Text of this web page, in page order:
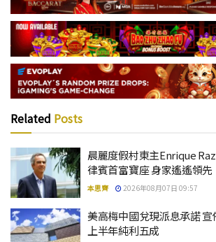
Related Posts
晨麗度假村東主Enrique
律賓首富寶座 身家遙遙領先
本思齊 2026年08月07日 09:57
美高梅中國兌現派息承諾
上半年純利五成